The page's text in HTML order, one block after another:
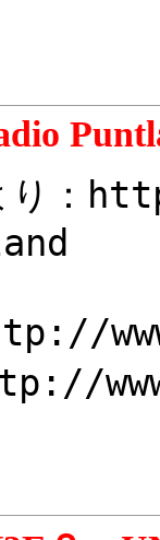
より
http://